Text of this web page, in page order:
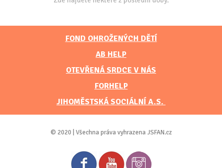
FOND OHROŽENÝCH DĚTÍ
AB HELP
OTEVŘENÁ SRDCE V NÁS
FORHELP
JIHOMĚSTSKÁ SOCIÁLNÍ A.S.
© 2020 | Všechna práva vyhrazena JSFAN.cz